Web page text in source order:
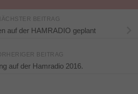
BEITRAG
auf der HAMRADIO geplant
BEITRAG
auf der Hamradio 2016.